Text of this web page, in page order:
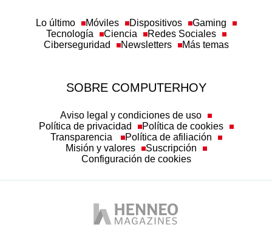
Aviso legal y condiciones de uso
Misión y valores
Suscripción
Configuración de cookies
Business Insider España